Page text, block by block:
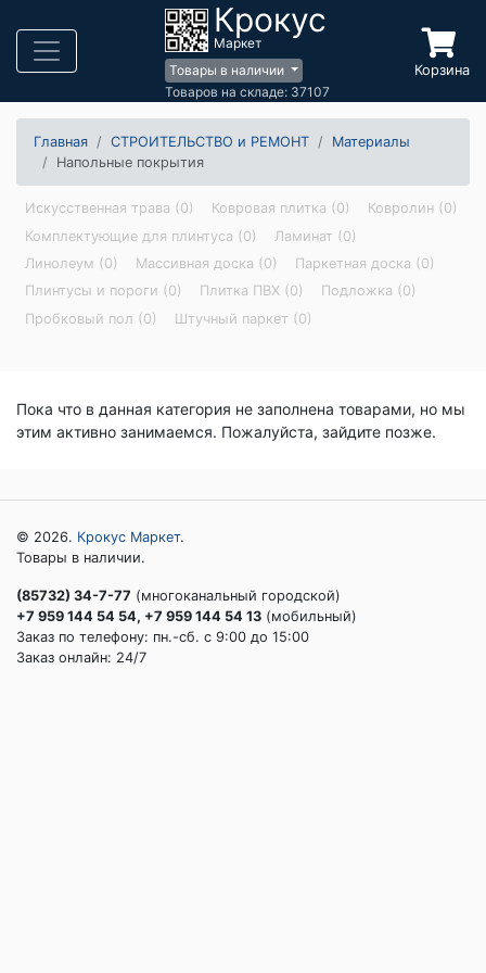
Крокус
Маркет
Товары в наличии
Товаров на складе: 37107
Корзина
Главная СТРОИТЕЛЬСТВО и РЕМОНТ
Материалы
Напольные покрытия
Искусственная трава (0) Ковровая плитка (0)
Ковролин (0)
Комплектующие для плинтуса (0)
Ламинат (0)
Линолеум (0)
Массивная доска (0)
Паркетная доска (0)
Плинтусы и пороги (0)
Плитка ПВХ (0)
Подложка (0)
Пробковый пол (0)
Штучный паркет (0)
Пока что в данная категория не заполнена товарами, но мы
этим активно занимаемся. Пожалуйста, зайдите позже.
© 2026. Крокус Маркет.
Товары в наличии.
(85732) 34-7-77 (многоканальный городской)
+7 959 144 54 54, +7 959 144 54 13 (мобильный)
Заказ по телефону: пн.-сб. c 9:00 до 15:00
Заказ онлайн: 24/7